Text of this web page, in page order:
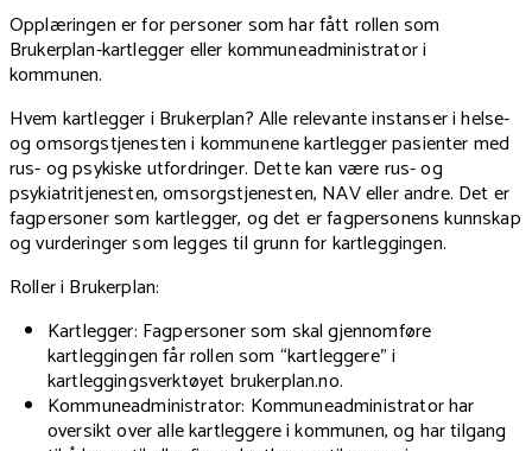
Opplæringen er for personer som har fått rollen som
Brukerplan-kartlegger eller kommuneadministrator i
kommunen.
Hvem kartlegger i Brukerplan? Alle relevante instanser i helse-
og omsorgstjenesten i kommunene kartlegger pasienter med
rus- og psykiske utfordringer. Dette kan være rus- og
psykiatritjenesten, omsorgstjenesten, NAV eller andre. Det er
fagpersoner som kartlegger, og det er fagpersonens kunnskap
og vurderinger som legges til grunn for kartleggingen.
Roller i Brukerplan:
Kartlegger: Fagpersoner som skal gjennomføre
kartleggingen får rollen som “kartleggere” i
kartleggingsverktøyet brukerplan.no.
Kommuneadministrator: Kommuneadministrator har
oversikt over alle kartleggere i kommunen, og har tilgang